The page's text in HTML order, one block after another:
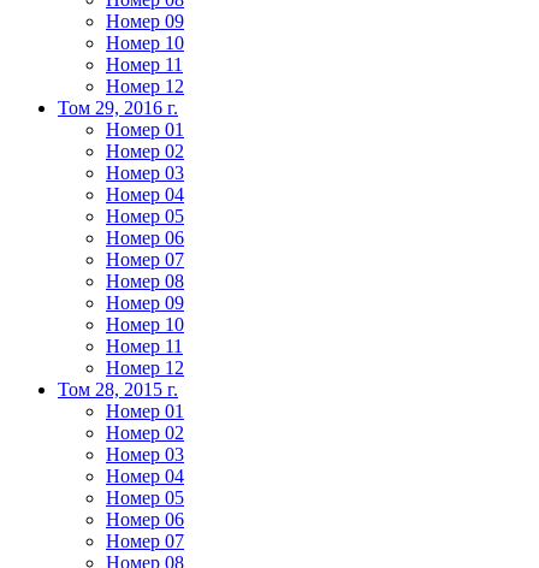
Номер 09
Номер 10
Номер 11
Номер 12
Том 29, 2016 г.
Номер 01
Номер 02
Номер 03
Номер 04
Номер 05
Номер 06
Номер 07
Номер 08
Номер 09
Номер 10
Номер 11
Номер 12
Том 28, 2015 г.
Номер 01
Номер 02
Номер 03
Номер 04
Номер 05
Номер 06
Номер 07
Номер 08